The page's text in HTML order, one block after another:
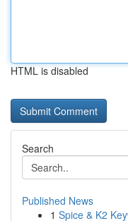
HTML is disabled
Search
Published News
1 Spice & K2